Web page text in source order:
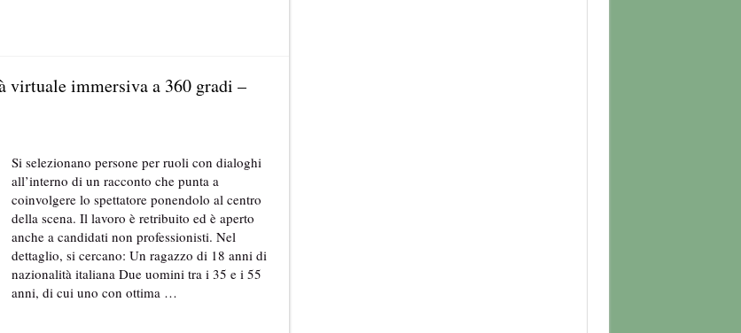
virtuale immersiva a 360 gradi –
Si selezionano persone per ruoli con dialoghi
all’interno di un racconto che punta a
coinvolgere lo spettatore ponendolo al centro
della scena. Il lavoro è retribuito ed è aperto
anche a candidati non professionisti. Nel
dettaglio, si cercano: Un ragazzo di 18 anni di
nazionalità italiana Due uomini tra i 35 e i 55
anni, di cui uno con ottima …